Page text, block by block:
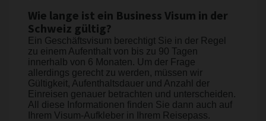
Wie lange ist ein Business Visum in der
Schweiz gültig?
Ein Geschäftsvisum berechtigt Sie in der Regel
zu einem Aufenthalt von bis zu 90 Tagen
innerhalb von 6 Monaten. Um der Frage
allerdings gerecht zu werden, müssen wir
Gültigkeit, Aufenthaltsdauer und Anzahl der
Einreisen genauer betrachten und unterscheiden.
All diese Informationen finden Sie dann auch auf
Ihrem Visum-Aufkleber in Ihrem Reisepass.